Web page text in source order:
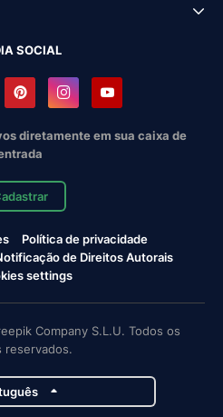
SOCIAL
diretamente em sua caixa de
Política de privacidade
de Direitos Autorais
settings
Company S.L.U. Todos os
reservados.